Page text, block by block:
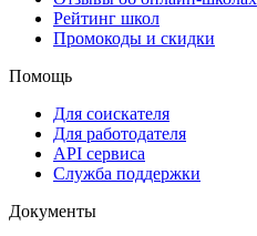
Рейтинг школ
Промокоды и скидки
Помощь
Для соискателя
Для работодателя
API сервиса
Служба поддержки
Документы